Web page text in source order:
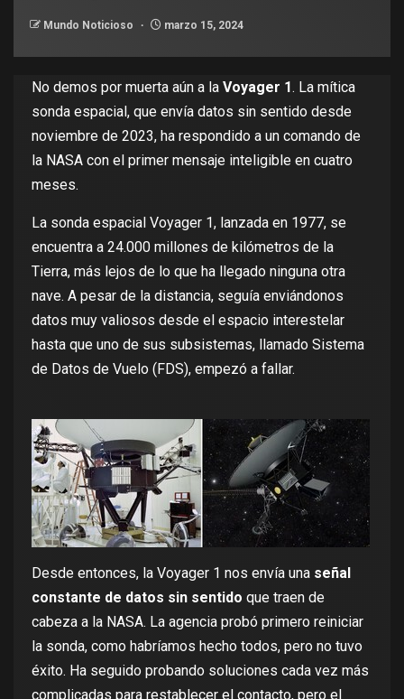
Mundo Noticioso marzo 15, 2024
No demos por muerta aún a la Voyager 1. La mítica
sonda espacial, que envía datos sin sentido desde
noviembre de 2023, ha respondido a un comando de
la NASA con el primer mensaje inteligible en cuatro
meses.
La sonda espacial Voyager 1, lanzada en 1977, se
encuentra a 24.000 millones de kilómetros de la
Tierra, más lejos de lo que ha llegado ninguna otra
nave. A pesar de la distancia, seguía enviándonos
datos muy valiosos desde el espacio interestelar
hasta que uno de sus subsistemas, llamado Sistema
de Datos de Vuelo (FDS), empezó a fallar.
Desde entonces, la Voyager 1 nos envía una señal
constante de datos sin sentido que traen de
cabeza a la NASA. La agencia probó primero reiniciar
la sonda, como habríamos hecho todos, pero no tuvo
éxito. Ha seguido probando soluciones cada vez más
complicadas para restablecer el contacto, pero el